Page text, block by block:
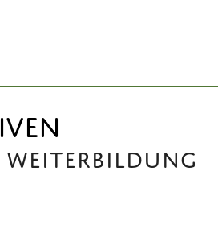
Weiterbildung